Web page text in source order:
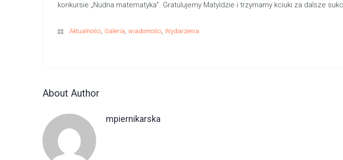
konkursie „Nudna matematyka”. Gratulujemy Matyldzie i trzymamy kciuki za dalsze
Aktualności, Galeria, wiadomości, Wydarzenia
About Author
mpiernikarska